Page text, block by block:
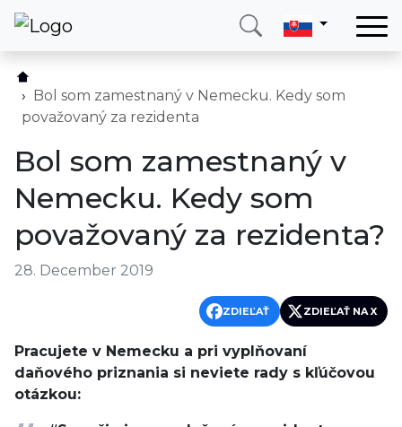
Služby
Krajina
O nás
Blog
Kontakt
Bol som zamestnaný v Nemecku. Kedy som
považovaný za rezidenta
Bol som zamestnaný v
Nemecku. Kedy som
považovaný za rezidenta?
28. December 2019
ZDIEĽAŤ ZDIEĽAŤ NA X
Pracujete v Nemecku a pri vyplňovaní
daňového priznania si neviete rady s kľúčovou
otázkou: